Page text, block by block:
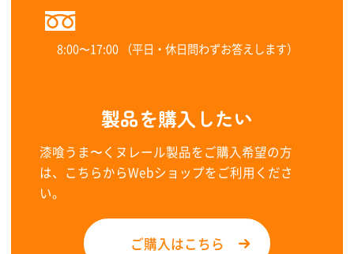
0120-323-960
8:00〜17:00 （平日・休日問わずお答えします）
製品を購入したい
漆喰うま〜くヌレール製品をご購入希望の方
は、こちらからWebショップをご利用くださ
い。
ご購入はこちら